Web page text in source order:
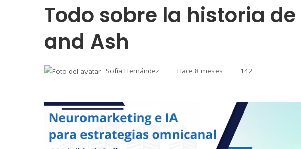
Todo sobre la historia
and Ash
Sofía Hernández Hace 8 meses 142